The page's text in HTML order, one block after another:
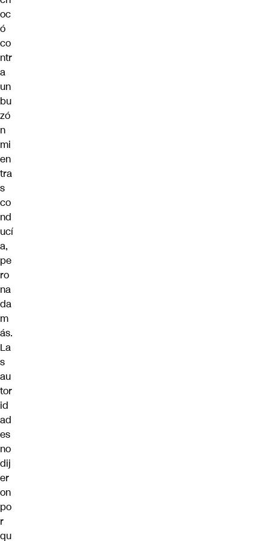
oc
ó
co
ntr
a
un
bu
zó
n
mi
en
tra
s
co
nd
ucí
a,
pe
ro
na
da
m
ás.
La
s
au
tor
id
ad
es
no
dij
er
on
po
r
qu